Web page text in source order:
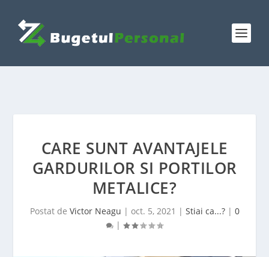
CARE SUNT AVANTAJELE
GARDURILOR SI PORTILOR
METALICE?
Postat de Victor Neagu | oct. 5, 2021 | Stiai ca...?| 0
|